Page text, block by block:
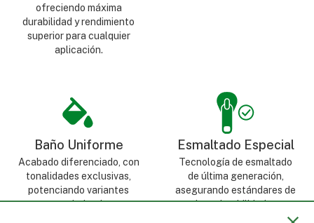
ofreciendo máxima
durabilidad y rendimiento
superior para cualquier
aplicación.
Baño Uniforme
Acabado diferenciado, con
tonalidades exclusivas,
potenciando variantes
estandarizadas.
Esmaltado Especial
Tecnología de esmaltado
de última generación,
asegurando estándares de
color y durabilidad, con